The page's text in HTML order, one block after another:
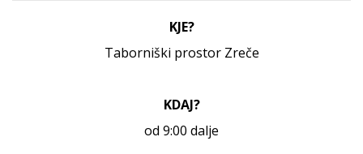
KJE?
Taborniški prostor Zreče
KDAJ?
od 9:00 dalje